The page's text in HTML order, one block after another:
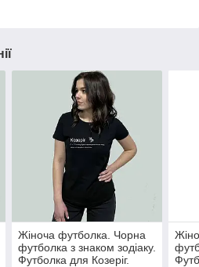
Жіноча футболка. Чорна
футболка з знаком зодіаку.
Футболка для Козеріг.